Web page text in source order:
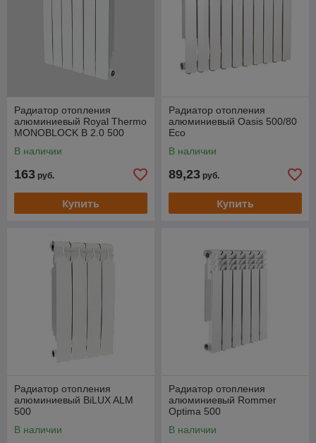
Радиатор отопления
алюминиевый Royal Thermo
MONOBLOCK B 2.0 500
В наличии
163 руб.
Купить
Радиатор отопления
алюминиевый Oasis 500/80
Eco
В наличии
89,23 руб.
Купить
Радиатор отопления
алюминиевый BiLUX ALM
500
В наличии
Радиатор отопления
алюминиевый Rommer
Optima 500
В наличии